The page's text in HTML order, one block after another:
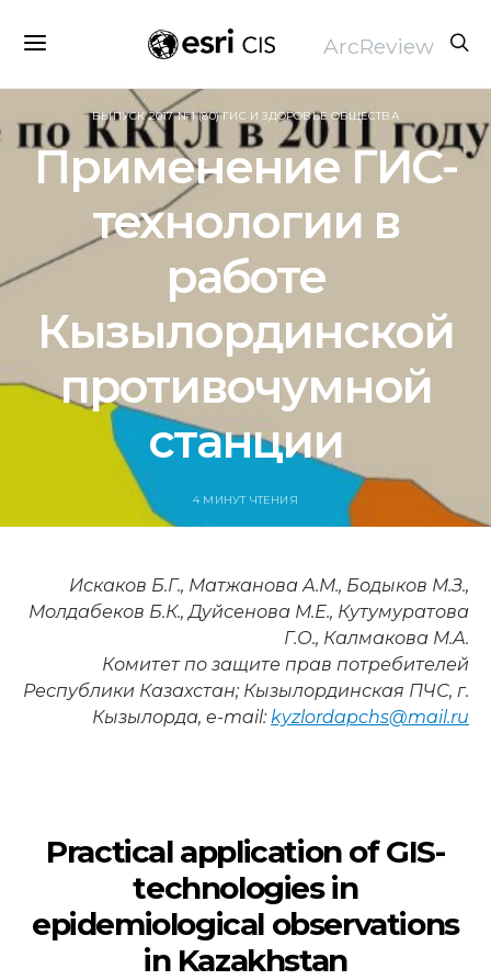
ArcReview
ВЫПУСК 2017 №1 (80) ГИС И ЗДОРОВЬЕ ОБЩЕСТВА
Применение ГИС-
технологии в
работе
Кызылординской
противочумной
станции
4 МИНУТ ЧТЕНИЯ
Искаков Б.Г., Матжанова А.М., Бодыков М.З.,
Молдабеков Б.К., Дуйсенова М.Е., Кутумуратова
Г.О., Калмакова М.А.
Комитет по защите прав потребителей
Республики Казахстан; Кызылординская ПЧС, г.
Кызылорда, e-mail: kyzlordapchs@mail.ru
Practical application of GIS-
technologies in
epidemiological observations
in Kazakhstan